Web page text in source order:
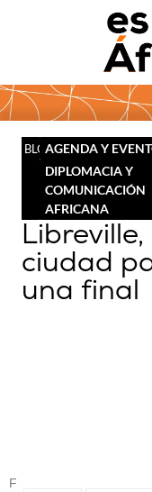
BLOGAGENDA Y
DIPLOMACIA Y
COMUNICACIÓN
AFRICANA
ciudad
una final
F